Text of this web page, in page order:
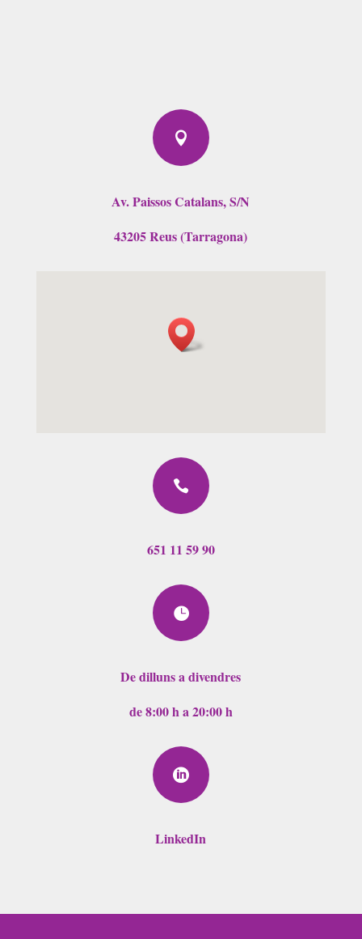

Av. Paissos Catalans, S/N
43205 Reus (Tarragona)

651 11 59 90

De dilluns a divendres
de 8:00 h a 20:00 h

LinkedIn